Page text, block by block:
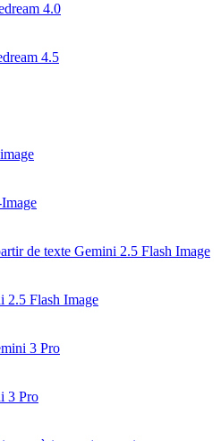
4.0
4.5
de texte Gemini 2.5 Flash Image
2.5 Flash Image
3 Pro
3 Pro